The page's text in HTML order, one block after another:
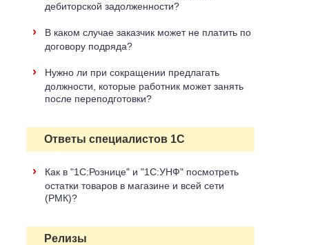
дебиторской задолженности?
›
В каком случае заказчик может не платить по
договору подряда?
›
Нужно ли при сокращении предлагать
должности, которые работник может занять
после переподготовки?
Ответы специалистов 1С
›
Как в "1С:Рознице" и "1С:УНФ" посмотреть
остатки товаров в магазине и всей сети
(РМК)?
Релизы